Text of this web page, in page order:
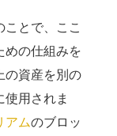
ことで、ここ
めの仕組みを
の資産を別の
用されま
アムのブロッ